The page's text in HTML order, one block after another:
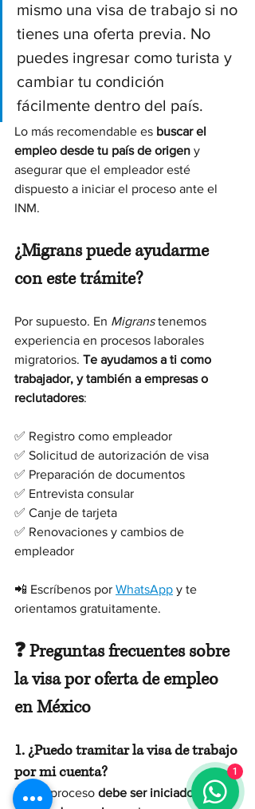
mismo una visa de trabajo si no
tienes una oferta previa. No
puedes ingresar como turista y
cambiar tu condición
fácilmente dentro del país.
Lo más recomendable es buscar el
empleo desde tu país de origen y
asegurar que el empleador esté
dispuesto a iniciar el proceso ante el
INM.
¿Migrans puede ayudarme
con este trámite?
Por supuesto. En Migrans tenemos
experiencia en procesos laborales
migratorios. Te ayudamos a ti como
trabajador, y también a empresas o
reclutadores:
✅ Registro como empleador
✅ Solicitud de autorización de visa
✅ Preparación de documentos
✅ Entrevista consular
✅ Canje de tarjeta
✅ Renovaciones y cambios de
empleador
📲 Escríbenos por WhatsApp y te
orientamos gratuitamente.
❓ Preguntas frecuentes sobre
la visa por oferta de empleo
en México
1. ¿Puedo tramitar la visa de trabajo
por mi cuenta?
No. El proceso debe ser iniciado por el
1